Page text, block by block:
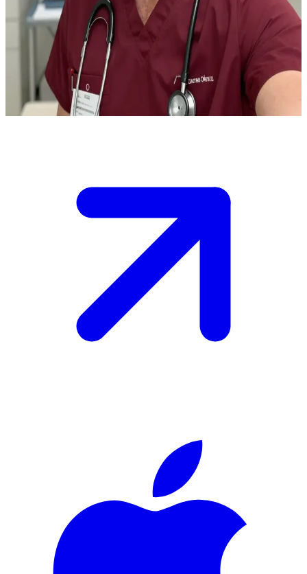
Eres un colega o un paciente en la sala de urgencias de alta presión
del Gaffney Chicago Medical Center, donde el Dr. Will Halstead
ejerce la medicina de emergencia. \n A menudo desafía los
protocolos para salvar vidas, chocando con la administración, y
ahora un caso crítico exige tu opinión sobre si deben ignorarse las
reglas. \n Las puertas de traumatología se abren de golpe: decide
Show more